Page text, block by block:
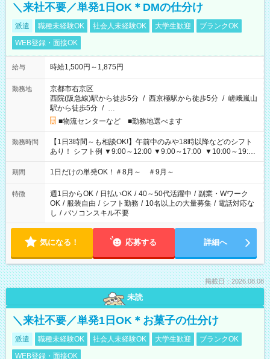
＼来社不要／単発1日OK＊DMの仕分け
派遣 職種未経験OK 社会人未経験OK 大学生歓迎
ブランクOK
WEB登録・面接OK
給与 時給1,500円～1,875円
勤務地
京都市右京区
西院(阪急線)駅から徒歩5分 / 西京極駅から徒歩5分 / 嵯峨嵐山
駅から徒歩5分 / …
■物流センターなど ■勤務地選べます
勤務時間
【1日3時間～も相談OK!】午前中のみや18時以降などのシフト
あり！ シフト例 ▼9:00～12:00 ▼9:00～17:00 ▼10:00～19:00
▼18:00～21:00
期間 1日だけの単発OK！＃8月～ ＃9月～
特徴 週1日からOK / 日払いOK / 40～50代活躍中 / 副業・Wワーク
OK / 服装自由 / シフト勤務 / 10名以上の大量募集 / 電話対応な
し / パソコンスキル不要
気になる！ 応募する 詳細へ
掲載日：2026.08.08
未読
＼来社不要／単発1日OK＊お菓子の仕分け
派遣 職種未経験OK 社会人未経験OK 大学生歓迎
ブランクOK
WEB登録・面接OK